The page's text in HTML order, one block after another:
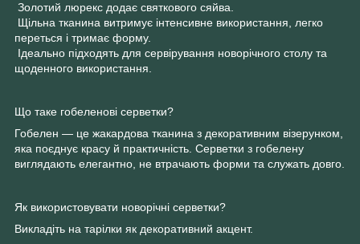
Золотий люрекс додає святкового сяйва.
Щільна тканина витримує інтенсивне використання, легко
переться і тримає форму.
Ідеально підходять для сервірування новорічного столу та
щоденного використання.
Що таке гобеленові серветки?
Гобелен — це жакардова тканина з декоративним візерунком,
яка поєднує красу й практичність. Серветки з гобелену
виглядають елегантно, не втрачають форми та служать довго.
Як використовувати новорічні серветки?
Викладіть на тарілки як декоративний акцент.